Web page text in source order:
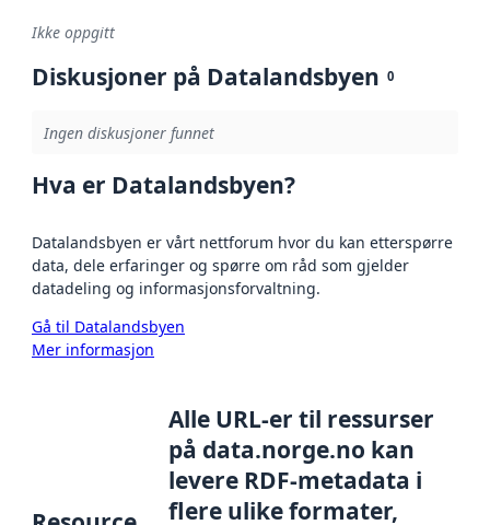
Ikke oppgitt
Diskusjoner på Datalandsbyen 0
Ingen diskusjoner funnet
Hva er Datalandsbyen?
Datalandsbyen er vårt nettforum hvor du kan etterspørre
data, dele erfaringer og spørre om råd som gjelder
datadeling og informasjonsforvaltning.
Gå til Datalandsbyen
Mer informasjon
Alle URL-er til ressurser
på data.norge.no kan
levere RDF-metadata i
flere ulike formater,